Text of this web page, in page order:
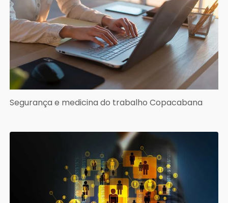
Segurança e medicina do trabalho Copacabana